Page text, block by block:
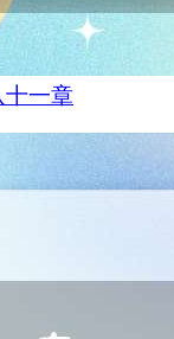
十一章